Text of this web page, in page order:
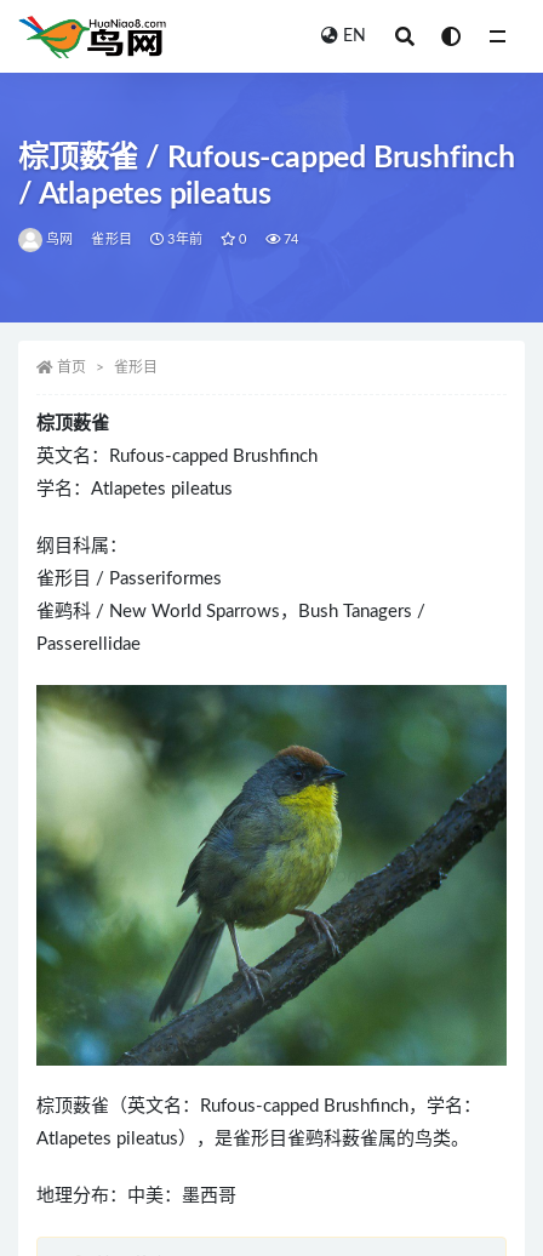
EN
棕顶薮雀 / Rufous-capped Brushfinch
/ Atlapetes pileatus
鸟网 雀形目 3年前 0 74
首页 雀形目
棕顶薮雀
英文名：Rufous-capped Brushfinch
学名：Atlapetes pileatus
纲目科属：
雀形目 / Passeriformes
雀鹀科 / New World Sparrows，Bush Tanagers /
Passerellidae
棕顶薮雀（英文名：Rufous-capped Brushfinch，学名：
Atlapetes pileatus），是雀形目雀鹀科薮雀属的鸟类。
地理分布：中美：墨西哥